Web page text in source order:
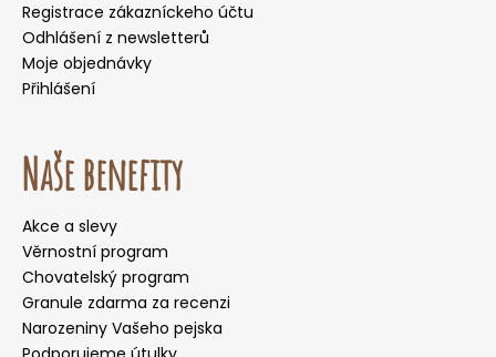
Registrace zákazníckeho účtu
Odhlášení z newsletterů
Moje objednávky
Přihlášení
Naše benefity
Akce a slevy
Věrnostní program
Chovatelský program
Granule zdarma za recenzi
Narozeniny Vašeho pejska